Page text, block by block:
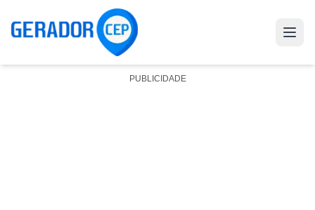
PUBLICIDADE